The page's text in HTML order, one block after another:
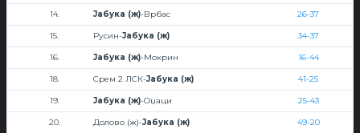
14. Јабука (ж)-Врбас 26-37
15. Русин-Јабука (ж) 34-37
16. Јабука (ж)-Мокрин 16-44
18. Срем 2 ЛСК-Јабука (ж) 41-25
19. Јабука (ж)-Оџаци 25-43
20. Долово (ж)-Јабука (ж) 49-20